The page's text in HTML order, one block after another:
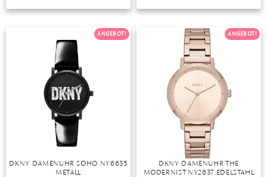
JADE
KYANIT
LABRADORIT
LAPISLAZULI
ANGEBOT!
DKNY DAMENUHR SOHO NY6635
METALL
ANGEBOT!
DKNY DAMENUHR THE
MODERNIST NY2637 EDELSTAHL